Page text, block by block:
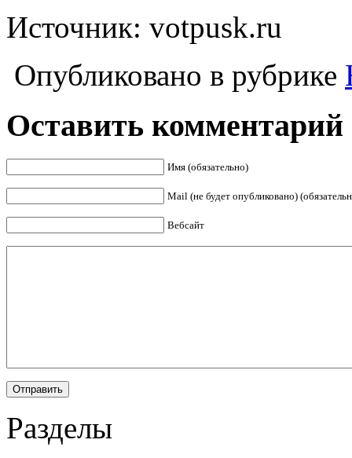
Источник: votpusk.ru
Опубликовано в рубрике
Оставить комментарий
Имя (обязательно)
Mail (не будет опубликовано)
Вебсайт
Разделы